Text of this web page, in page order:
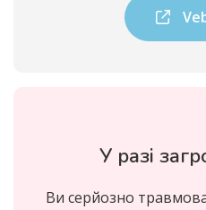
У разі
Ви серйозно